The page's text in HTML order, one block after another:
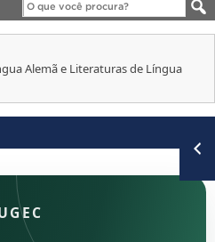
Legislação
Canais
Alemã e Literaturas de Língua